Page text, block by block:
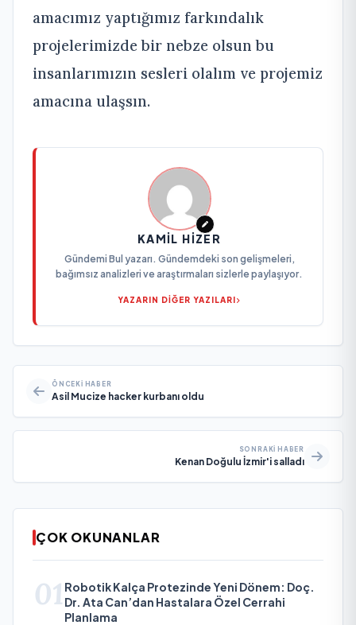
amacımız yaptığımız farkındalık
projelerimizde bir nebze olsun bu
insanlarımızın sesleri olalım ve projemiz
amacına ulaşsın.
KAMIL HIZER
Gündemi Bul yazarı. Gündemdeki son gelişmeleri,
bağımsız analizleri ve araştırmaları sizlerle paylaşıyor.
YAZARIN DİĞER YAZILARI
ÖNCEKI HABER
Asil Mucize hacker kurbanı oldu
SONRAKI HABER
Kenan Doğulu İzmir'i salladı
ÇOK OKUNANLAR
01 Robotik Kalça Protezinde Yeni Dönem: Doç.
Dr. Ata Can’dan Hastalara Özel Cerrahi
Planlama